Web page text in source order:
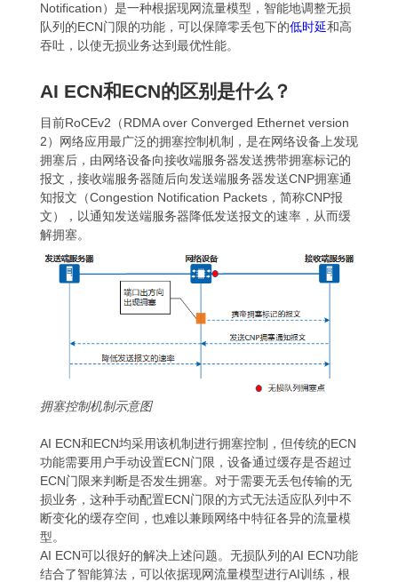
Notification）是一种根据现网流量模型，智能地调整无损
队列的ECN门限的功能，可以保障零丢包下的低时延和高
吞吐，以使无损业务达到最优性能。
AI ECN和ECN的区别是什么？
目前RoCEv2（RDMA over Converged Ethernet version
2）网络应用最广泛的拥塞控制机制，是在网络设备上发现
拥塞后，由网络设备向接收端服务器发送携带拥塞标记的
报文，接收端服务器随后向发送端服务器发送CNP拥塞通
知报文（Congestion Notification Packets，简称CNP报
文），以通知发送端服务器降低发送报文的速率，从而缓
解拥塞。
拥塞控制机制示意图
AI ECN和ECN均采用该机制进行拥塞控制，但传统的ECN
功能需要用户手动设置ECN门限，设备通过缓存是否超过
ECN门限来判断是否发生拥塞。对于需要无丢包传输的无
损业务，这种手动配置ECN门限的方式无法适应队列中不
断变化的缓存空间，也难以兼顾网络中特征各异的流量模
型。
AI ECN可以很好的解决上述问题。无损队列的AI ECN功能
结合了智能算法，可以依据现网流量模型进行AI训练，根